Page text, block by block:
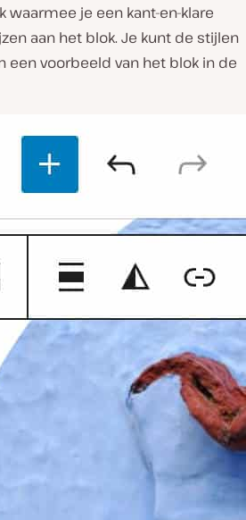
waarmee je een kant-en-klare
aan het blok. Je kunt de stijlen
een voorbeeld van het blok in de